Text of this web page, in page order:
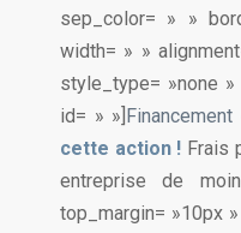
sep_color= » »
width= » »
style_type= »none
id= » »]
cette action ! Frais
entreprise de
top_margin= »10px